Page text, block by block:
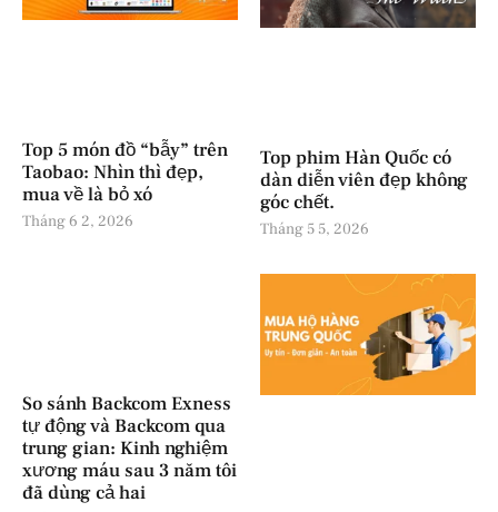
Top 5 món đồ “bẫy” trên
Taobao: Nhìn thì đẹp,
mua về là bỏ xó
Tháng 6 2, 2026
Top phim Hàn Quốc có
dàn diễn viên đẹp không
góc chết.
Tháng 5 5, 2026
So sánh Backcom Exness
tự động và Backcom qua
trung gian: Kinh nghiệm
xương máu sau 3 năm tôi
đã dùng cả hai